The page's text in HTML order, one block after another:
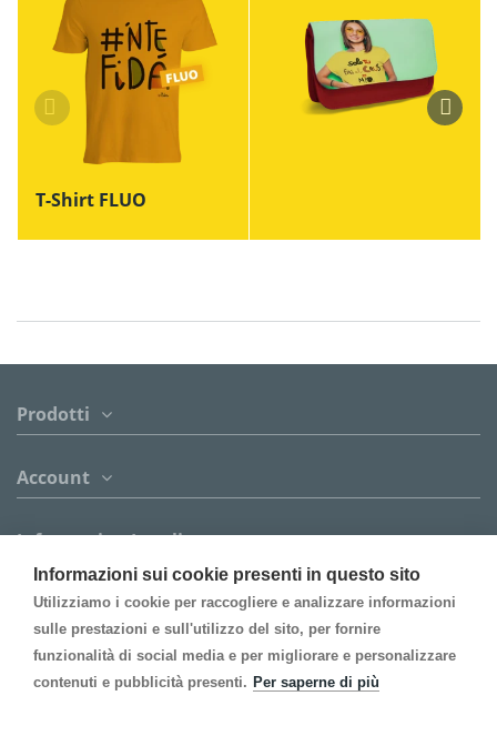
Informazioni sui cookie presenti in questo sito
Utilizziamo i cookie per raccogliere e analizzare informazioni
sulle prestazioni e sull'utilizzo del sito, per fornire
funzionalità di social media e per migliorare e personalizzare
contenuti e pubblicità presenti. Per saperne di più
T-Shirt FLUO
Prodotti
Account
Informazion Legali
Contattaci
Follow us